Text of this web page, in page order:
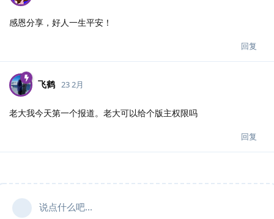
感恩分享，好人一生平安！
回复
飞鹤 23 2月
老大我今天第一个报道。老大可以给个版主权限吗
回复
说点什么吧...